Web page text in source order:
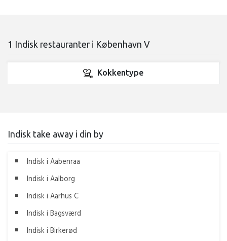
1 Indisk restauranter i København V
Kokkentype
Indisk take away i din by
Indisk i Aabenraa
Indisk i Aalborg
Indisk i Aarhus C
Indisk i Bagsværd
Indisk i Birkerød